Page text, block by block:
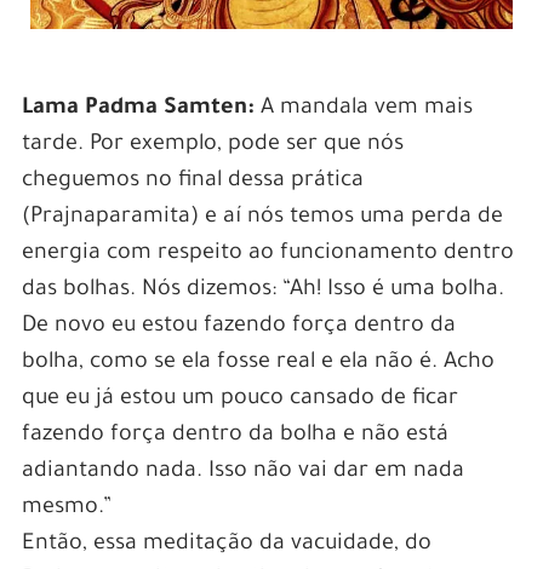
Lama Padma Samten: A mandala vem mais
tarde. Por exemplo, pode ser que nós
cheguemos no final dessa prática
(Prajnaparamita) e aí nós temos uma perda de
energia com respeito ao funcionamento dentro
das bolhas. Nós dizemos: “Ah! Isso é uma bolha.
De novo eu estou fazendo força dentro da
bolha, como se ela fosse real e ela não é. Acho
que eu já estou um pouco cansado de ficar
fazendo força dentro da bolha e não está
adiantando nada. Isso não vai dar em nada
mesmo.”
Então, essa meditação da vacuidade, do